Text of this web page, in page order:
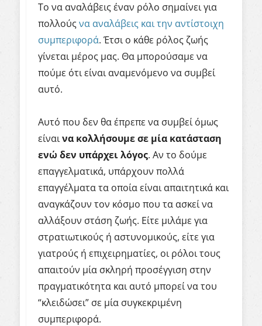
Το να αναλάβεις έναν ρόλο σημαίνει για
πολλούςνα αναλάβεις και την αντίστοιχη
συμπεριφορά. Έτσι ο κάθε ρόλος ζωής
γίνεται μέρος μας. Θα μπορούσαμε να
πούμε ότι είναι αναμενόμενο να συμβεί
αυτό.
Αυτό που δεν θα έπρεπε να συμβεί όμως
είναινα κολλήσουμε σε μία κατάσταση
ενώ δεν υπάρχει λόγος. Αν το δούμε
επαγγελματικά, υπάρχουν πολλά
επαγγέλματα τα οποία είναι απαιτητικά και
αναγκάζουν τον κόσμο που τα ασκεί να
αλλάξουν στάση ζωής. Είτε μιλάμε για
στρατιωτικούς ή αστυνομικούς, είτε για
γιατρούς ή επιχειρηματίες, οι ρόλοι τους
απαιτούν μία σκληρή προσέγγιση στην
πραγματικότητα και αυτό μπορεί να του
“κλειδώσει” σε μία συγκεκριμένη
συμπεριφορά.